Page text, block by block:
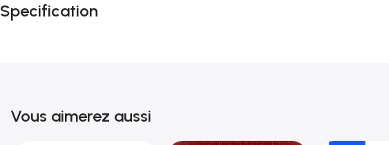
Specification
Vous aimerez aussi